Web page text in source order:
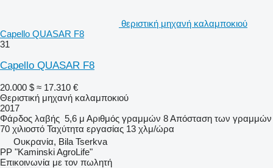
θεριστική μηχανή καλαμποκιού
Capello QUASAR F8
31
Capello QUASAR F8
20.000 $ ≈ 17.310 €
Θεριστική μηχανή καλαμποκιού
2017
Φάρδος λαβής 5,6 μ Αριθμός γραμμών 8Απόσταση των γραμμών
70 χιλιοστό Ταχύτητα εργασίας 13 χλμ/ώρα
Ουκρανία, Bila Tserkva
PP "Kaminski AgroLife"
Επικοινωνία με τον πωλητή